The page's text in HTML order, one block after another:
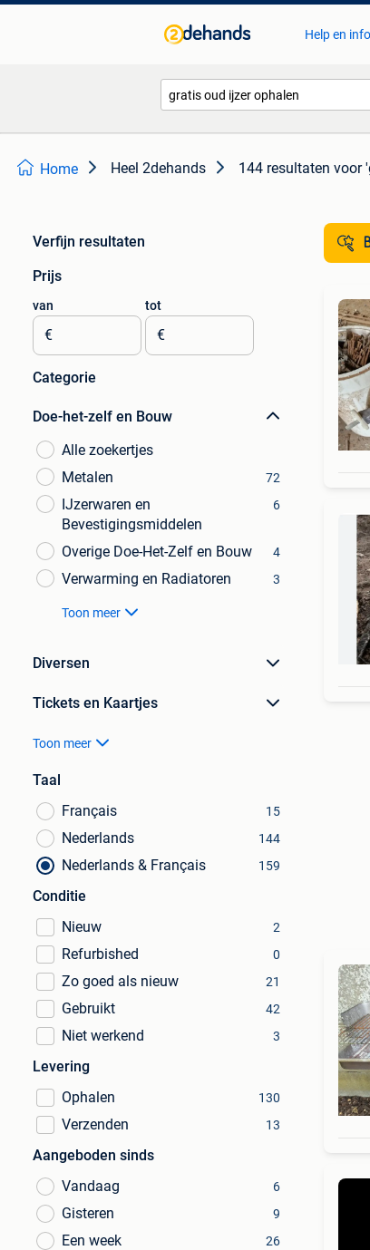
Help en info
Home Heel 2dehands 144 resultaten voor
Verfijn resultaten
Prijs
van
€
tot
€
Categorie
Doe-het-zelf en Bouw
Alle zoekertjes
Metalen
72
IJzerwaren en
Bevestigingsmiddelen
6
Overige Doe-Het-Zelf en Bouw 4
Verwarming en Radiatoren 3
Toon meer
Diversen
Tickets en Kaartjes
Toon meer
Taal
Français
15
Nederlands 144
Nederlands & Français 159
Conditie
Nieuw
2
Refurbished 0
Zo goed als nieuw 21
Gebruikt 42
Niet werkend 3
Levering
Ophalen
130
Verzenden 13
Aangeboden sinds
Vandaag
6
Gisteren 9
Een week 26